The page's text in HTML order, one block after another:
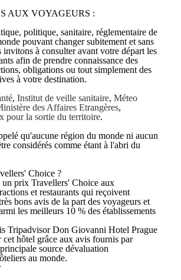
AUX VOYAGEURS :
politique, sanitaire, réglementaire de
pouvant changer subitement et sans
invitons à consulter avant votre départ les
afin de prendre connaissance des
obligations ou tout simplement des
à votre destination.
, Institut de veille sanitaire, Méteo
des Affaires Etrangères,
pour la sortie du territoire.
qu'aucune région du monde ni aucun
considérés comme étant à l'abri du
Choice ?
prix Travellers' Choice aux
et restaurants qui reçoivent
bons avis de la part des voyageurs et
les meilleurs 10 % des établissements
Tripadvisor Don Giovanni Hotel Prague
cet hôtel grâce aux avis fournis par
source dévaluation
au monde.